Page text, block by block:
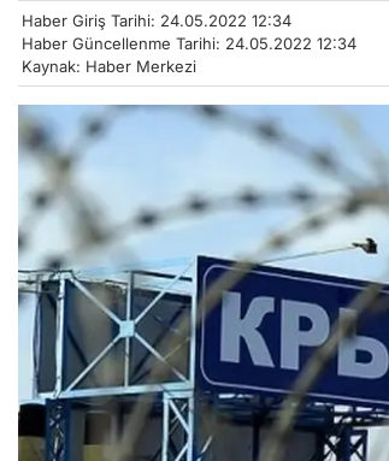
Haber Giriş Tarihi: 24.05.2022 12:34
Haber Güncellenme Tarihi: 24.05.2022 12:34
Kaynak: Haber Merkezi